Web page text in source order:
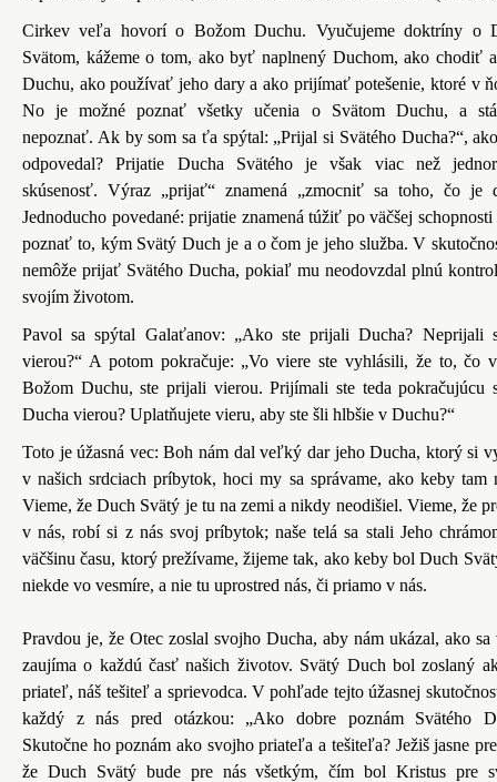
Cirkev veľa hovorí o Božom Duchu. Vyučujeme doktríny o
Svätom, kážeme o tom, ako byť naplnený Duchom, ako chodiť
Duchu, ako používať jeho dary a ako prijímať potešenie, ktoré v
No je možné poznať všetky učenia o Svätom Duchu, a
nepoznať. Ak by som sa ťa spýtal: „Prijal si Svätého Ducha?“,
odpovedal? Prijatie Ducha Svätého je však viac než
skúsenosť. Výraz „prijať“ znamená „zmocniť sa toho, čo je
Jednoducho povedané: prijatie znamená túžiť po väčšej schopnosti
poznať to, kým Svätý Duch je a o čom je jeho služba. V
nemôže prijať Svätého Ducha, pokiaľ mu neodovzdal plnú
svojím životom.
Pavol sa spýtal Galaťanov: „Ako ste prijali Ducha? Neprijali
vierou?“ A potom pokračuje: „Vo viere ste vyhlásili, že to, čo
Božom Duchu, ste prijali vierou. Prijímali ste teda pokračujúcu
Ducha vierou? Uplatňujete vieru, aby ste šli hlbšie v Duchu?“
Toto je úžasná vec: Boh nám dal veľký dar jeho Ducha, ktorý si
v našich srdciach príbytok, hoci my sa správame, ako keby tam
Vieme, že Duch Svätý je tu na zemi a nikdy neodišiel. Vieme, že
v nás, robí si z nás svoj príbytok; naše telá sa stali Jeho
väčšinu času, ktorý prežívame, žijeme tak, ako keby bol Duch
niekde vo vesmíre, a nie tu uprostred nás, či priamo v nás.
Pravdou je, že Otec zoslal svojho Ducha, aby nám ukázal, ako
zaujíma o každú časť našich životov. Svätý Duch bol zoslaný
priateľ, náš tešiteľ a sprievodca. V pohľade tejto úžasnej
každý z nás pred otázkou: „Ako dobre poznám Svätého
Skutočne ho poznám ako svojho priateľa a tešiteľa?Ježiš jasne
že Duch Svätý bude pre nás všetkým, čím bol Kristus pre